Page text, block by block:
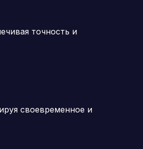
точность и
своевременное и